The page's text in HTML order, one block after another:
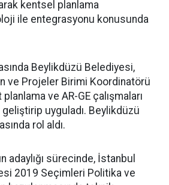
kentsel planlama
ile entegrasyonu konusunda
Beylikdüzü Belediyesi,
ve Projeler Birimi Koordinatörü
planlama ve AR-GE çalışmaları
uyguladı. Beylikdüzü
rol aldı.
adaylığı sürecinde, İstanbul
2019 Seçimleri Politika ve